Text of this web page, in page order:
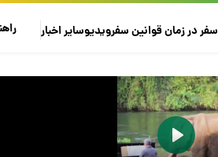
سفر در زمانقوانین سفرویدیوسایراخبار